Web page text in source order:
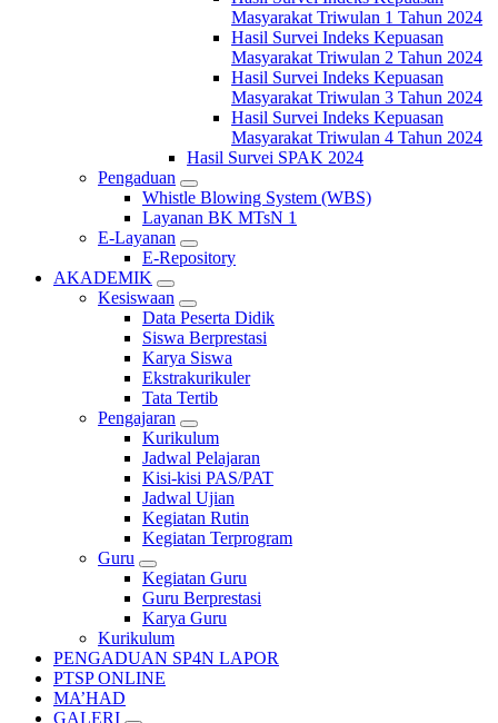
Masyarakat Triwulan 1 Tahun 2024
Hasil Survei Indeks Kepuasan
Masyarakat Triwulan 2 Tahun 2024
Hasil Survei Indeks Kepuasan
Masyarakat Triwulan 3 Tahun 2024
Hasil Survei Indeks Kepuasan
Masyarakat Triwulan 4 Tahun 2024
Hasil Survei SPAK 2024
Pengaduan
Whistle Blowing System (WBS)
Layanan BK MTsN 1
E-Layanan
E-Repository
AKADEMIK
Kesiswaan
Data Peserta Didik
Siswa Berprestasi
Karya Siswa
Ekstrakurikuler
Tata Tertib
Pengajaran
Kurikulum
Jadwal Pelajaran
Kisi-kisi PAS/PAT
Jadwal Ujian
Kegiatan Rutin
Kegiatan Terprogram
Guru
Kegiatan Guru
Guru Berprestasi
Karya Guru
Kurikulum
PENGADUAN SP4N LAPOR
PTSP ONLINE
MA’HAD
GALERI